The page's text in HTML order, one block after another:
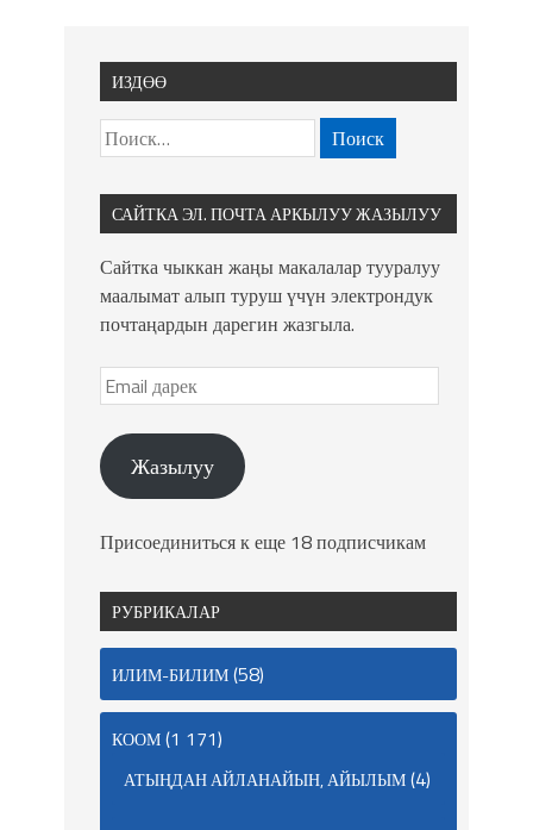
ИЗДӨӨ
САЙТКА ЭЛ. ПОЧТА АРКЫЛУУ ЖАЗЫЛУУ
Сайтка чыккан жаңы макалалар тууралуу
маалымат алып туруш үчүн электрондук
почтаңардын дарегин жазгыла.
Жазылуу
Присоединиться к еще 18 подписчикам
РУБРИКАЛАР
ИЛИМ-БИЛИМ(58)
КООМ(1 171)
АТЫҢДАН АЙЛАНАЙЫН, АЙЫЛЫМ(4)